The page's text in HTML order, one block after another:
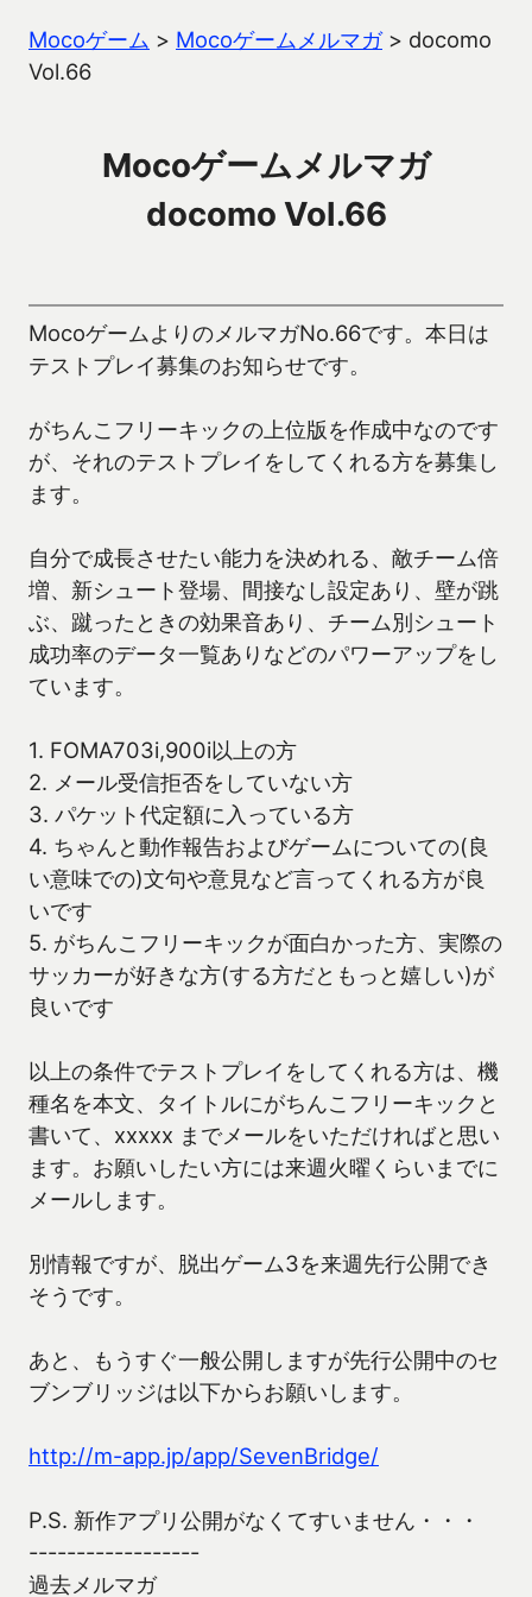
Mocoゲーム > Mocoゲームメルマガ> docomo
Vol.66
Mocoゲームメルマガ
docomo Vol.66
MocoゲームよりのメルマガNo.66です。本日は
テストプレイ募集のお知らせです。
がちんこフリーキックの上位版を作成中なのです
が、それのテストプレイをしてくれる方を募集し
ます。
自分で成長させたい能力を決めれる、敵チーム倍
増、新シュート登場、間接なし設定あり、壁が跳
ぶ、蹴ったときの効果音あり、チーム別シュート
成功率のデータ一覧ありなどのパワーアップをし
ています。
1. FOMA703i,900i以上の方
2. メール受信拒否をしていない方
3. パケット代定額に入っている方
4. ちゃんと動作報告およびゲームについての(良
い意味での)文句や意見など言ってくれる方が良
いです
5. がちんこフリーキックが面白かった方、実際の
サッカーが好きな方(する方だともっと嬉しい)が
良いです
以上の条件でテストプレイをしてくれる方は、機
種名を本文、タイトルにがちんこフリーキックと
書いて、xxxxx までメールをいただければと思い
ます。お願いしたい方には来週火曜くらいまでに
メールします。
別情報ですが、脱出ゲーム3を来週先行公開でき
そうです。
あと、もうすぐ一般公開しますが先行公開中のセ
ブンブリッジは以下からお願いします。
http://m-app.jp/app/SevenBridge/
P.S. 新作アプリ公開がなくてすいません・・・
------------------
過去メルマガ